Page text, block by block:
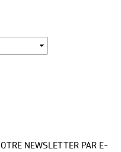
NEWSLETTER PAR E-